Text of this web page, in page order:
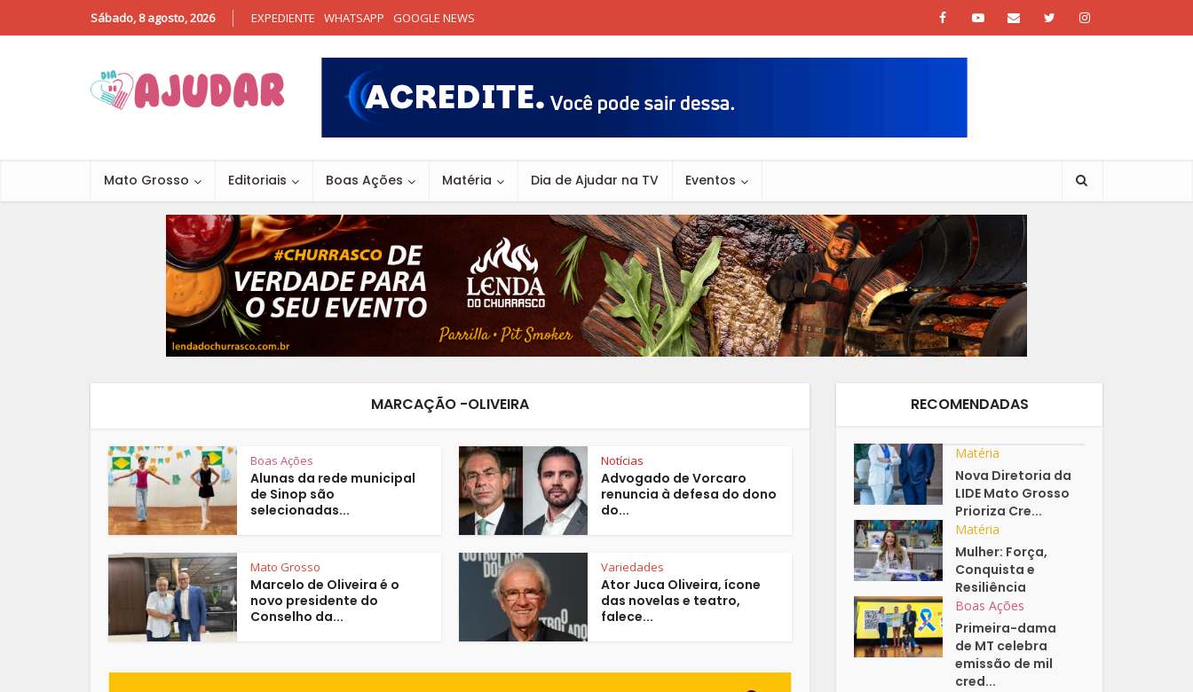
Sábado, 8 agosto, 2026 EXPEDIENTE WHATSAPP GOOGLE NEWS
Mato Grosso Editoriais Boas Ações Matéria Dia de Ajudar na TV Eventos
MARCAÇÃO -OLIVEIRA
Boas Ações
Alunas da rede municipal
de Sinop são
selecionadas...
Notícias
Advogado de Vorcaro
renuncia à defesa do dono
do...
Mato Grosso
Marcelo de Oliveira é o
novo presidente do
Conselho da...
Variedades
Ator Juca Oliveira, ícone
das novelas e teatro,
falece...
RECOMENDADAS
Matéria
Nova Diretoria da
LIDE Mato Grosso
Prioriza Cre...
Matéria
Mulher: Força,
Conquista e
Resiliência
Boas Ações
Primeira-dama
de MT celebra
emissão de mil
cred...